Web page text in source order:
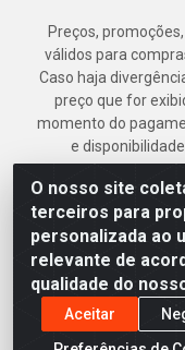
O nosso site
terceiros para
personalizada ao
relevante de
qualidade do
Aceitar
Preços,
válidos para
Caso haja
preço que for
momento do
e
Armazém
LTDA - Rua das
52.291-